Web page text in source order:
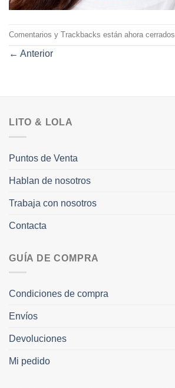
Comentarios y Trackbacks están ahora cerrados.
← Anterior
LITO & LOLA
Puntos de Venta
Hablan de nosotros
Trabaja con nosotros
Contacta
GUÍA DE COMPRA
Condiciones de compra
Envíos
Devoluciones
Mi pedido